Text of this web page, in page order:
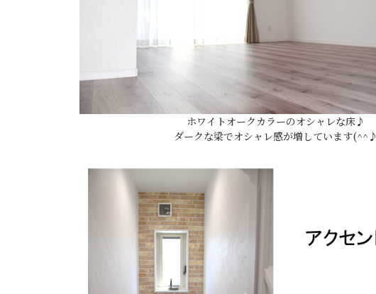
ホワイトオークカラーのオシャレな床♪
ダークな梁でオシャレ感が増しています(^^♪